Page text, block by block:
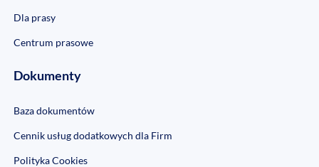
Dla prasy
Centrum prasowe
Dokumenty
Baza dokumentów
Cennik usług dodatkowych dla Firm
Polityka Cookies